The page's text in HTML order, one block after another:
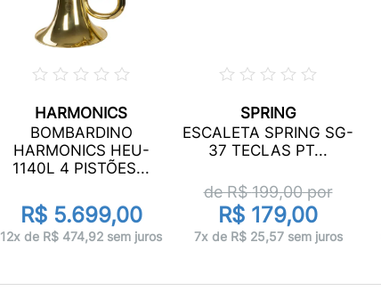
HARMONICS
BOMBARDINO
HARMONICS HEU-
1140L 4 PISTÕES...
R$ 5.699,00
12x de R$ 474,92 sem juros
SPRING
ESCALETA SPRING SG-
37 TECLAS PT...
de R$199,00por
R$ 179,00
7x de R$ 25,57 sem juros